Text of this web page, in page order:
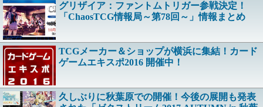
グリザイア：ファントムトリガー参戦決定！
「ChaosTCG情報局～第78回～」情報まとめ
TCGメーカー＆ショップが横浜に集結！カード
ゲームエキスポ2016 開催中！
久しぶりに秋葉原での開催！今後の展開も発表